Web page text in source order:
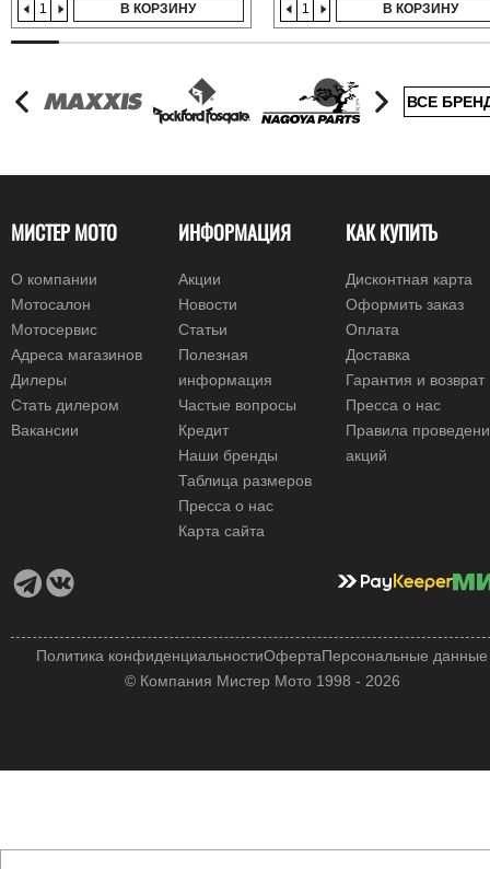
В КОРЗИНУ В КОРЗИНУ
ВСЕ
МИСТЕР МОТО
О компании
Мотосалон
Мотосервис
Адреса магазинов
Дилеры
Стать дилером
Вакансии
ИНФОРМАЦИЯ
Акции
Новости
Статьи
Полезная
информация
Частые вопросы
Кредит
Наши бренды
Таблица размеров
Пресса о нас
Карта сайта
КАК КУПИТЬ
Дисконтная карта
Оформить заказ
Оплата
Доставка
Гарантия и возврат
Пресса о нас
Правила
акций
© Компания Мистер Мото 1998 - 2026
Политика конфиденциальностиОфертаПерсональные данные